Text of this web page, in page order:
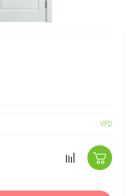
VFD